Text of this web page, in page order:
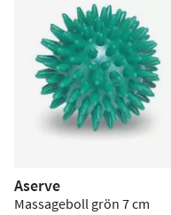
Aserve
Massageboll grön 7 cm